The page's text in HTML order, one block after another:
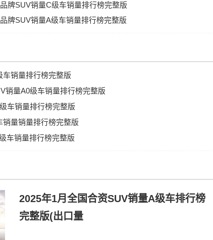
牌SUV销量C级车销量排行榜完整版
牌SUV销量A级车销量排行榜完整版
车销量排行榜完整版
销量A0级车销量排行榜完整版
车销量排行榜完整版
销量销量排行榜完整版
车销量排行榜完整版
2025年1月全国合资SUV销量A级车排行榜
完整版(出口量